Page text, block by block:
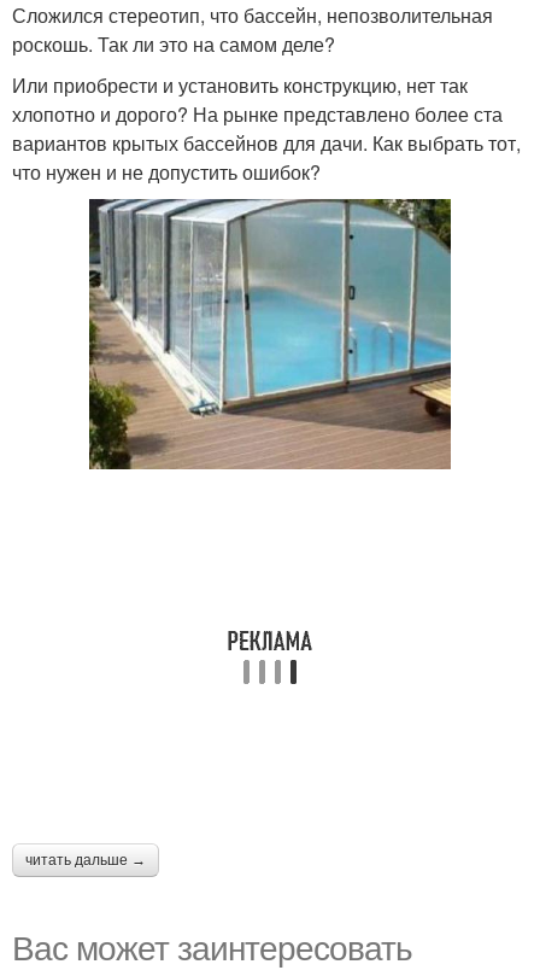
Сложился стереотип, что бассейн, непозволительная
роскошь. Так ли это на самом деле?
Или приобрести и установить конструкцию, нет так
хлопотно и дорого? На рынке представлено более ста
вариантов крытых бассейнов для дачи. Как выбрать тот,
что нужен и не допустить ошибок?
читать дальше →
Вас может заинтересовать